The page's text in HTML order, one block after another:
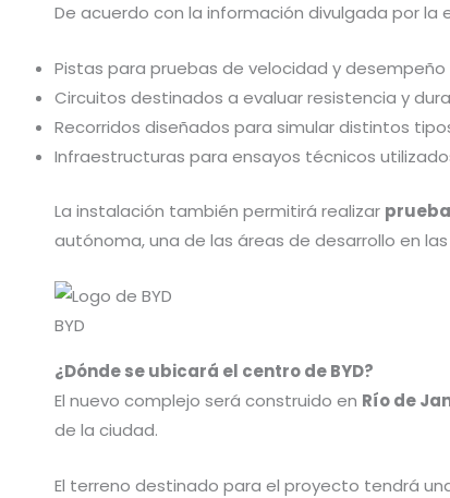
De acuerdo con la información divulgada por la
Pistas para pruebas de velocidad y desempeño
Circuitos destinados a evaluar resistencia y
Recorridos diseñados para simular distintos
Infraestructuras para ensayos técnicos
La instalación también permitirá realizar
autónoma, una de las áreas de desarrollo en
BYD
¿Dónde se ubicará el centro de BYD?
El nuevo complejo será construido en Río de
de la ciudad.
El terreno destinado para el proyecto tendrá